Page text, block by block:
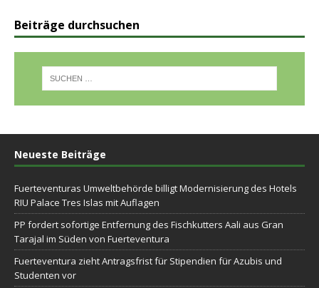
Beiträge durchsuchen
Neueste Beiträge
Fuerteventuras Umweltbehörde billigt Modernisierung des Hotels
RIU Palace Tres Islas mit Auflagen
PP fordert sofortige Entfernung des Fischkutters Aali aus Gran
Tarajal im Süden von Fuerteventura
Fuerteventura zieht Antragsfrist für Stipendien für Azubis und
Studenten vor